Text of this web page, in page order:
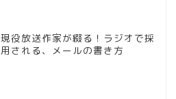
現役放送作家が綴る！ラジオで採
用される、メールの書き方